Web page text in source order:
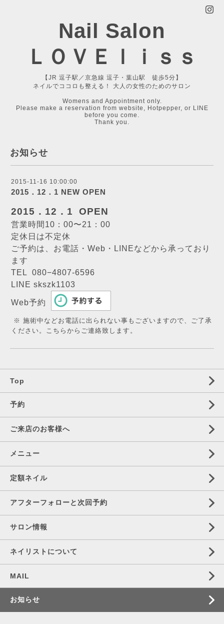
Nail Salon
ＬＯＶＥｌｉｓｓ
【JR 逗子駅／京急線 逗子・葉山駅 徒歩5分】
ネイルでココロも整える！ 大人の女性のためのサロン
Womens and Appointment only.
Please make a reservation from website, Hotpepper, or LINE
before you come.
Thank you.
お知らせ
2015-11-16 10:00:00
2015．12．1 NEW OPEN
2015．12．1 OPEN
営業時間10：00〜21：00
定休日は不定休
ご予約は、お電話・Web・LINEなどから承っており
ます
TEL 080−4807-6596
LINE skszk1103
Web予約
※ 施術中などお電話に出られない事もございますので、ご了承
ください。こちらからご連絡致します。
Top
予約
ご来店のお客様へ
メニュー
定額ネイル
アフターフォローと次回予約
サロン情報
ネイリストについて
MAIL
お知らせ